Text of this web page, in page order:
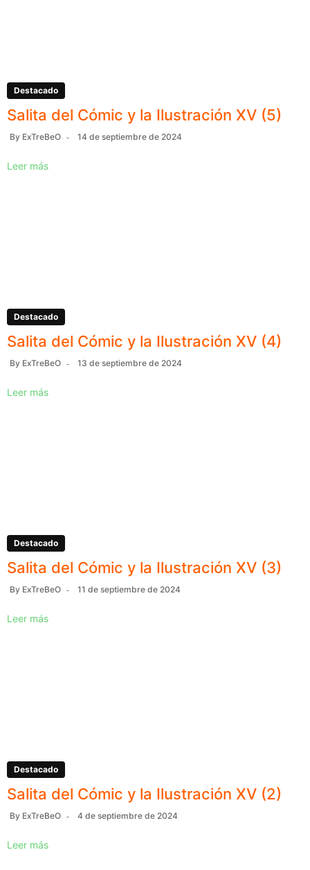
Destacado
Salita del Cómic y la Ilustración XV (5)
By ExTreBeO 14 de septiembre de 2024
Leer más
Destacado
Salita del Cómic y la Ilustración XV (4)
By ExTreBeO 13 de septiembre de 2024
Leer más
Destacado
Salita del Cómic y la Ilustración XV (3)
By ExTreBeO 11 de septiembre de 2024
Leer más
Destacado
Salita del Cómic y la Ilustración XV (2)
By ExTreBeO 4 de septiembre de 2024
Leer más